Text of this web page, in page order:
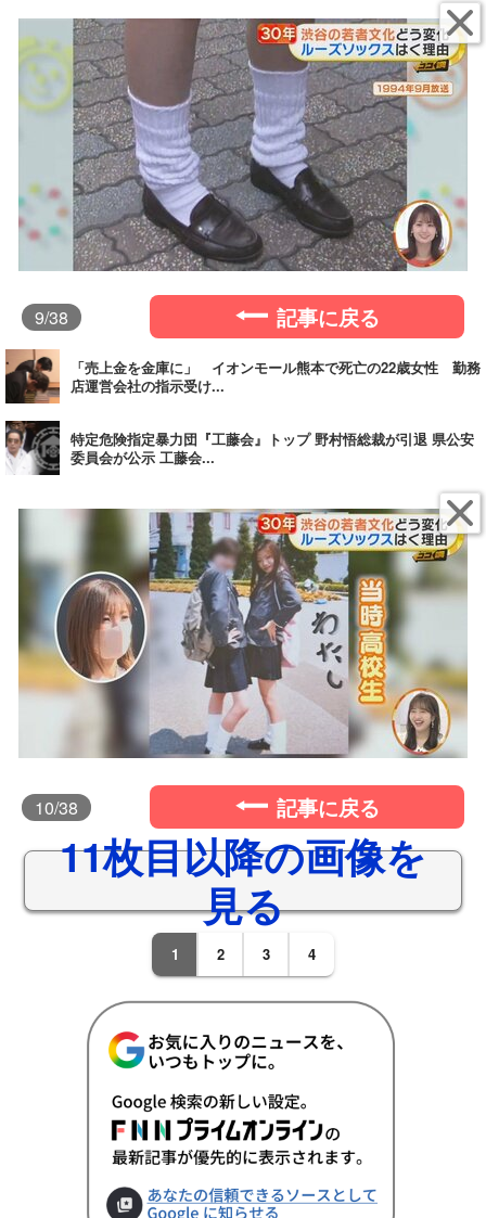
9/38 記事に戻る
「売上金を金庫に」 イオンモール熊本で死亡の22歳女性 勤務
店運営会社の指示受け...
特定危険指定暴力団『工藤会』トップ 野村悟総裁が引退 県公安
委員会が公示 工藤会...
10/38 記事に戻る
11枚目以降の画像を
見る
1 2 3 4